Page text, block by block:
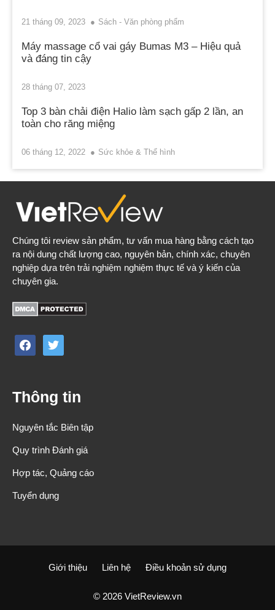
21 tháng 09, 2023 Sách - Văn phòng phẩm
Máy massage cổ vai gáy Bumas M3 – Hiệu quả
và đáng tin cậy
28 tháng 07, 2023
Top 3 bàn chải điện Halio làm sạch gấp 2 lần, an
toàn cho răng miệng
06 tháng 12, 2022 Sức khỏe & Thể hình
Chúng tôi review sản phẩm, tư vấn mua hàng bằng cách tạo
ra nội dung chất lượng cao, nguyên bản, chính xác, chuyên
nghiệp dựa trên trải nghiệm nghiệm thực tế và ý kiến của
chuyên gia.
facebooktwitter
Thông tin
Nguyên tắc Biên tập
Quy trình Đánh giá
Hợp tác, Quảng cáo
Tuyển dụng
Giới thiệu Liên hệ Điều khoản sử dụng
© 2026 VietReview.vn